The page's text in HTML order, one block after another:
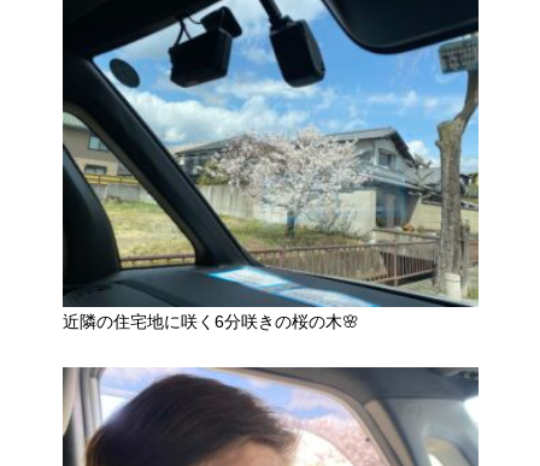
近隣の住宅地に咲く6分咲きの桜の木🌸